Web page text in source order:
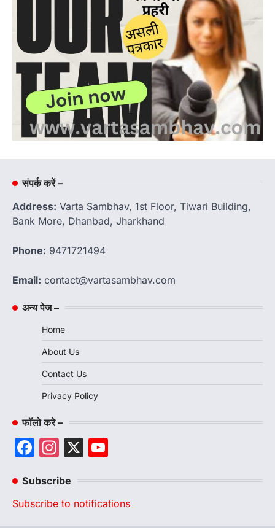
संपर्क करें –
Address: Varta Sambhav, 1st Floor, Tiwari Building,
Bank More, Dhanbad, Jharkhand
Phone: 9471721494
Email: contact@vartasambhav.com
अन्य पेज –
Home
About Us
Contact Us
Privacy Policy
फॉलो करे –
Facebook
Instagram
X
Subscribe
Subscribe to notifications